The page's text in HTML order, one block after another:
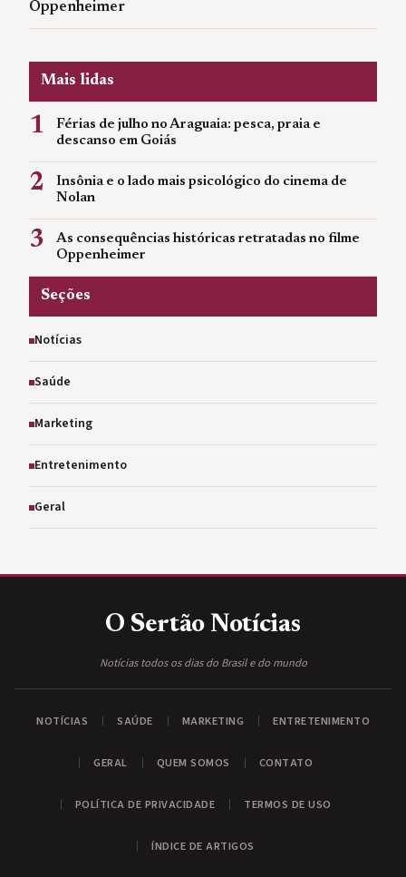
Oppenheimer
Mais lidas
1
Férias de julho no Araguaia: pesca, praia e
descanso em Goiás
2
Insônia e o lado mais psicológico do cinema de
Nolan
3
As consequências históricas retratadas no filme
Oppenheimer
Seções
Notícias
Saúde
Marketing
Entretenimento
Geral
O Sertão Notícias
Notícias todos os dias do Brasil e do mundo
NOTÍCIAS SAÚDE MARKETING ENTRETENIMENTO
GERAL QUEM SOMOS CONTATO
POLÍTICA DE PRIVACIDADE TERMOS DE USO
ÍNDICE DE ARTIGOS